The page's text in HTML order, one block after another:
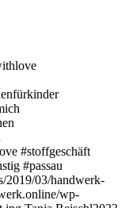
#stoffgeschäft
#passau
2019/03/handwerk-
wp-